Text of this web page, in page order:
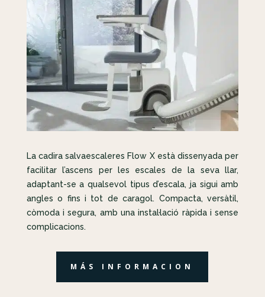
La cadira salvaescaleres Flow X està dissenyada per
facilitar l’ascens per les escales de la seva llar,
adaptant-se a qualsevol tipus d’escala, ja sigui amb
angles o fins i tot de caragol. Compacta, versàtil,
còmoda i segura, amb una instal·lació ràpida i sense
complicacions.
MÁS INFORMACION